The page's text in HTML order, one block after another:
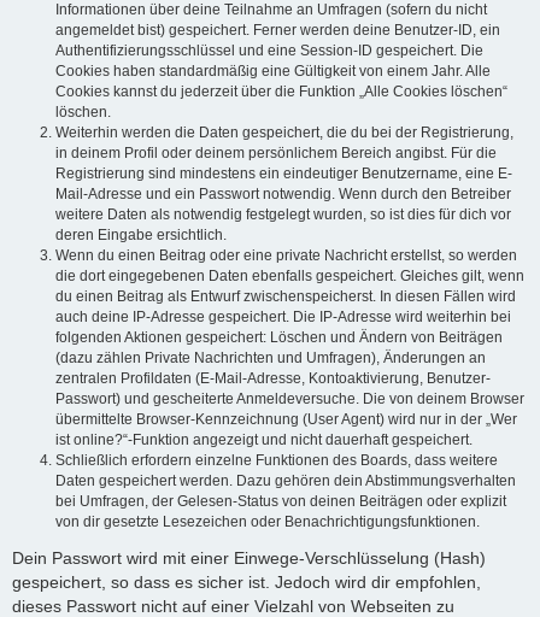
Informationen über deine Teilnahme an Umfragen (sofern du nicht
angemeldet bist) gespeichert. Ferner werden deine Benutzer-ID, ein
Authentifizierungsschlüssel und eine Session-ID gespeichert. Die
Cookies haben standardmäßig eine Gültigkeit von einem Jahr. Alle
Cookies kannst du jederzeit über die Funktion „Alle Cookies löschen“
löschen.
Weiterhin werden die Daten gespeichert, die du bei der Registrierung,
in deinem Profil oder deinem persönlichem Bereich angibst. Für die
Registrierung sind mindestens ein eindeutiger Benutzername, eine E-
Mail-Adresse und ein Passwort notwendig. Wenn durch den Betreiber
weitere Daten als notwendig festgelegt wurden, so ist dies für dich vor
deren Eingabe ersichtlich.
Wenn du einen Beitrag oder eine private Nachricht erstellst, so werden
die dort eingegebenen Daten ebenfalls gespeichert. Gleiches gilt, wenn
du einen Beitrag als Entwurf zwischenspeicherst. In diesen Fällen wird
auch deine IP-Adresse gespeichert. Die IP-Adresse wird weiterhin bei
folgenden Aktionen gespeichert: Löschen und Ändern von Beiträgen
(dazu zählen Private Nachrichten und Umfragen), Änderungen an
zentralen Profildaten (E-Mail-Adresse, Kontoaktivierung, Benutzer-
Passwort) und gescheiterte Anmeldeversuche. Die von deinem Browser
übermittelte Browser-Kennzeichnung (User Agent) wird nur in der „Wer
ist online?“-Funktion angezeigt und nicht dauerhaft gespeichert.
Schließlich erfordern einzelne Funktionen des Boards, dass weitere
Daten gespeichert werden. Dazu gehören dein Abstimmungsverhalten
bei Umfragen, der Gelesen-Status von deinen Beiträgen oder explizit
von dir gesetzte Lesezeichen oder Benachrichtigungsfunktionen.
Dein Passwort wird mit einer Einwege-Verschlüsselung (Hash)
gespeichert, so dass es sicher ist. Jedoch wird dir empfohlen,
dieses Passwort nicht auf einer Vielzahl von Webseiten zu